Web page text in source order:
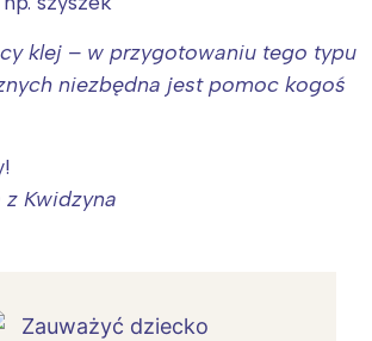
klej – w przygotowaniu tego typu
niezbędna jest pomoc kogoś
Kwidzyna